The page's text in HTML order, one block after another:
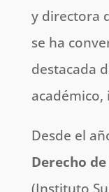
y directora
se ha
destacada
Desde el
Derecho